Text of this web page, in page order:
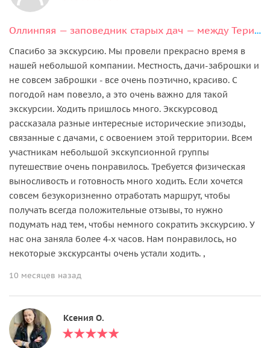
Оллинпяя — заповедник старых дач — между Териойками и Келомяками
Спасибо за экскурсию. Мы провели прекрасно время в
нашей небольшой компании. Местность, дачи-заброшки и
не совсем заброшки - все очень поэтично, красиво. С
погодой нам повезло, а это очень важно для такой
экскурсии. Ходить пришлось много. Экскурсовод
рассказала разные интересные исторические эпизоды,
связанные с дачами, с освоением этой территории. Всем
участникам небольшой экскупсионной группы
путешествие очень понравилось. Требуется физическая
выносливость и готовность много ходить. Если хочется
совсем безукоризненно отработать маршрут, чтобы
получать всегда положительные отзывы, то нужно
подумать над тем, чтобы немного сократить экскурсию. У
нас она заняла более 4-х часов. Нам понравилось, но
некоторые экскурсанты очень устали ходить. ,
10 месяцев назад
Ксения О.